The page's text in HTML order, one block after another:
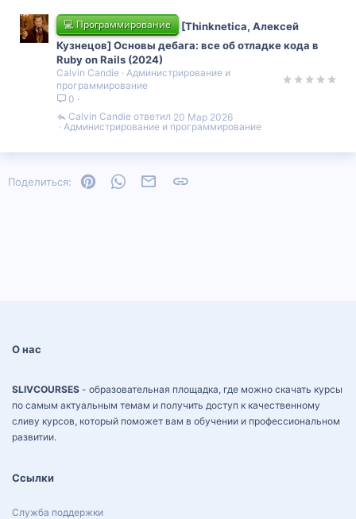
💻 Программирование
[Thinknetica, Алексей
Кузнецов] Основы дебага: все об отладке кода в
Ruby on Rails (2024)
Calvin Candie
Администрирование и
программирование
0
Администрирование и программирование
20 Мар 2026
Calvin Candie
Поделиться: PinterestWhatsAppЭлектронная почта
О нас
SLIVCOURSES - образовательная площадка, где можно скачать курсы
по самым актуальным темам и получить доступ к качественному
сливу курсов, который поможет вам в обучении и профессиональном
развитии.
Ссылки
Служба поддержки